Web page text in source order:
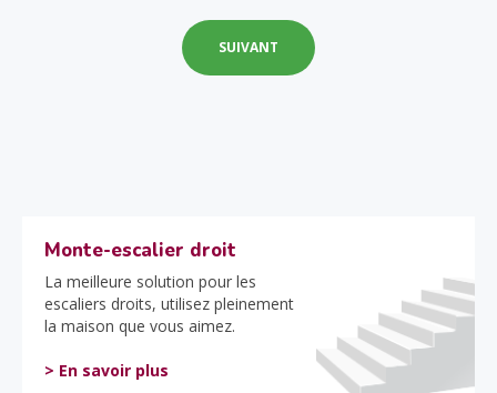
Monte-escalier droit
La meilleure solution pour les
escaliers droits, utilisez pleinement
la maison que vous aimez.
> En savoir plus